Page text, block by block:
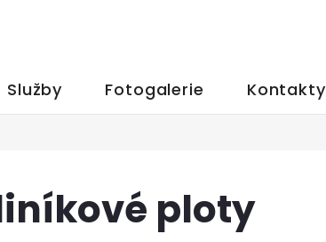
Služby Fotogalerie Kontakty
ploty